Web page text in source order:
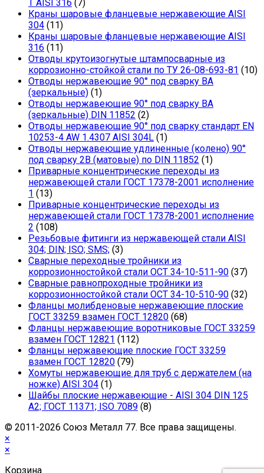
T AISI 316 (7)
Краны шаровые фланцевые нержавеющие AISI
304 (11)
Краны шаровые фланцевые нержавеющие AISI
316 (11)
Отводы крутоизогнутые штампосварные из
коррозионно-стойкой стали по ТУ 26-08-693-81 (10)
Отводы нержавеющие 90° под сварку ВА
(зеркальные) (1)
Отводы нержавеющие 90° под сварку ВА
(зеркальные) DIN 11852 (2)
Отводы нержавеющие 90° под сварку стандарт EN
10253-4 AW 1.4307 AISI 304L (1)
Отводы нержавеющие удлиненные (колено) 90°
под сварку 2В (матовые) по DIN 11852 (1)
Приварные концентрические переходы из
нержавеющей стали ГОСТ 17378-2001 исполнение
1 (13)
Приварные концентрические переходы из
нержавеющей стали ГОСТ 17378-2001 исполнение
2 (108)
Резьбовые фитинги из нержавеющей стали AISI
304; DIN; ISO; SMS; (3)
Сварные переходные тройники из
коррозионностойкой стали ОСТ 34-10-511-90 (37)
Сварные равнопроходные тройники из
коррозионностойкой стали ОСТ 34-10-510-90 (32)
Фланцы молибденовые нержавеющие плоские
ГОСТ 33259 взамен ГОСТ 12820 (68)
Фланцы нержавеющие воротниковые ГОСТ 33259
взамен ГОСТ 12821 (112)
Фланцы нержавеющие плоские ГОСТ 33259
взамен ГОСТ 12820 (79)
Хомуты нержавеющие для труб с держателем (на
ножке) AISI 304 (1)
Шайбы плоские нержавеющие - AISI 304 DIN 125
A2; ГОСТ 11371; ISO 7089 (8)
© 2011-2026 Cоюз Металл 77. Все права защищены.
×
×
Корзина